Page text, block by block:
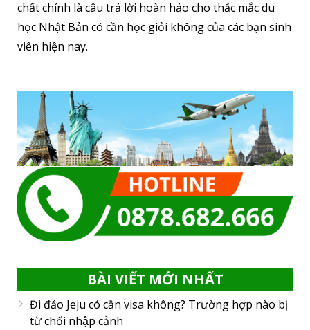
chất chính là câu trả lời hoàn hảo cho thắc mắc du
học Nhật Bản có cần học giỏi không của các bạn sinh
viên hiện nay.
BÀI VIẾT MỚI NHẤT
Đi đảo Jeju có cần visa không? Trường hợp nào bị
từ chối nhập cảnh